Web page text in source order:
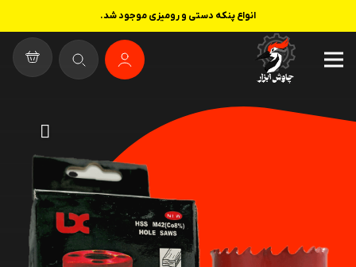
انواع پنکه دستی و رومیزی موجود شد.